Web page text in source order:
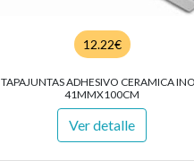
12.22€
TAPAJUNTAS ADHESIVO CERAMICA
41MMX100CM
Ver detalle